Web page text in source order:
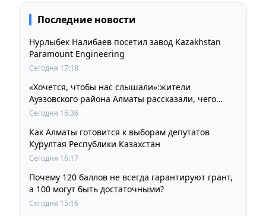
Последние новости
Нурлыбек Налибаев посетил завод Kazakhstan
Paramount Engineering
Сегодня 17:18
«Хочется, чтобы нас слышали»:жители
Ауэзовского района Алматы рассказали, чего
ждут от выборов депутатов Курултая
Сегодня 16:36
Как Алматы готовится к выборам депутатов
Курултая Республики Казахстан
Сегодня 16:17
Почему 120 баллов не всегда гарантируют грант,
а 100 могут быть достаточными?
Сегодня 15:16